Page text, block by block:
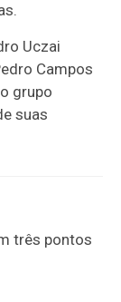
Uczai
Campos
grupo
suas
três pontos